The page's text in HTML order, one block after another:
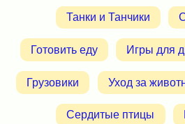
Танки и Танчики
Готовить еду Игры для
Грузовики Уход за
Сердитые птицы